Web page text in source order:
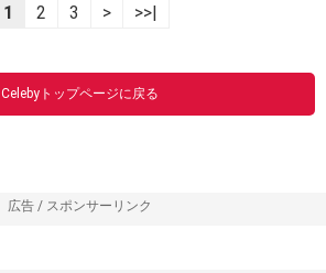
1 2 3 > >>|
Celebyトップページに戻る
広告 / スポンサーリンク